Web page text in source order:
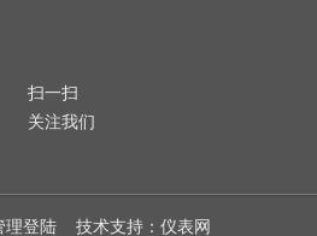
扫一扫
关注我们
理登陆 技术支持： 仪表网